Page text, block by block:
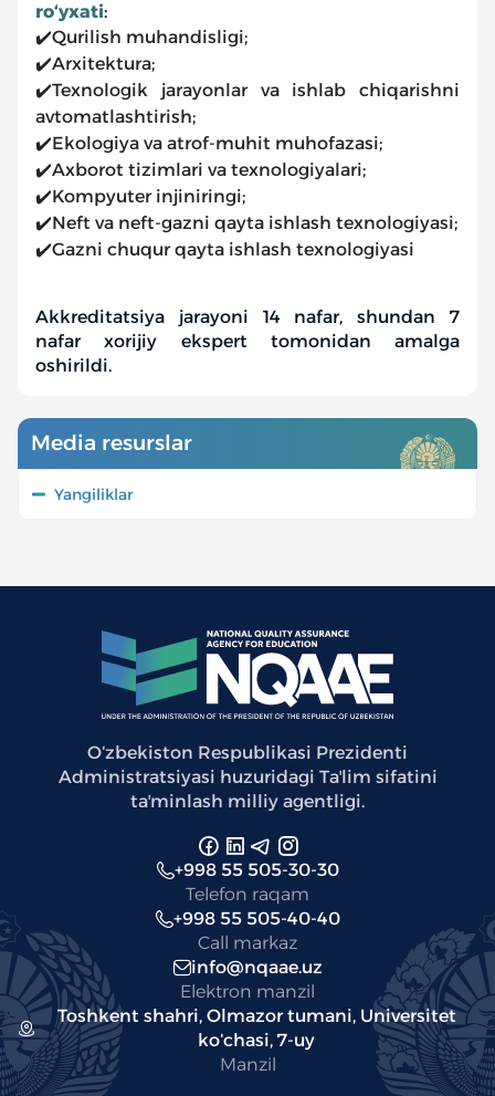
ro‘yxati:
✔️Qurilish muhandisligi;
✔️Arxitektura;
✔️Texnologik jarayonlar va ishlab chiqarishni
avtomatlashtirish;
✔️Ekologiya va atrof-muhit muhofazasi;
✔️Axborot tizimlari va texnologiyalari;
✔️Kompyuter injiniringi;
✔️Neft va neft-gazni qayta ishlash texnologiyasi;
✔️Gazni chuqur qayta ishlash texnologiyasi
Akkreditatsiya jarayoni 14 nafar, shundan 7
nafar xorijiy ekspert tomonidan amalga
oshirildi.
Media resurslar
Yangiliklar
Oʻzbekiston Respublikasi Prezidenti
Administratsiyasi huzuridagi Taʼlim sifatini
taʼminlash milliy agentligi.
+998 55 505-30-30
Telefon raqam
+998 55 505-40-40
Call markaz
info@nqaae.uz
Elektron manzil
Toshkent shahri, Olmazor tumani, Universitet
koʻchasi, 7-uy
Manzil